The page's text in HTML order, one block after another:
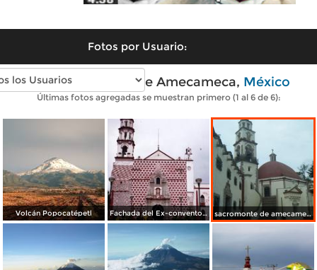
Fotos por Usuario:
Fotos modernas de Amecameca, México
Últimas fotos agregadas se muestran primero (1 al 6 de 6):
Volcán Popocatépetl Fachada del Ex-convento de la Asunción, siglo XVI. Amecameca, Edo. de México sacromonte de amecameca